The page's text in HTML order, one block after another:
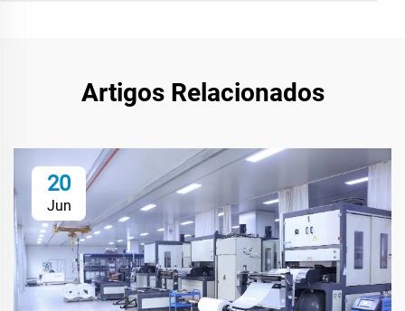
Artigos Relacionados
20
Jun